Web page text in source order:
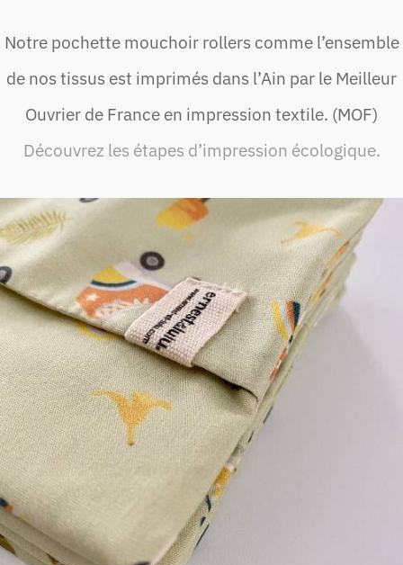
Notre pochette mouchoir rollers comme l’ensemble
de nos tissus est imprimés dans l’Ain par le Meilleur
Ouvrier de France en impression textile. (MOF)
Découvrez les étapes d’impression écologique.